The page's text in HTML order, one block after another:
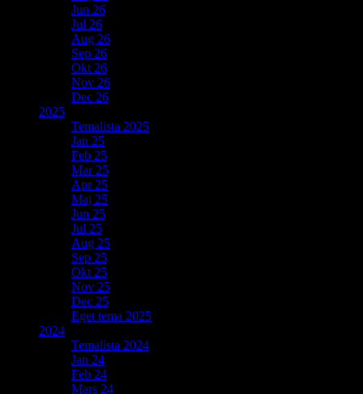
Jun 26
Jul 26
Aug 26
Sep 26
Okt 26
Nov 26
Dec 26
2025
Temalista 2025
Jan 25
Feb 25
Mar 25
Apr 25
Maj 25
Jun 25
Jul 25
Aug 25
Sep 25
Okt 25
Nov 25
Dec 25
Eget tema 2025
2024
Temalista 2024
Jan 24
Feb 24
Mars 24